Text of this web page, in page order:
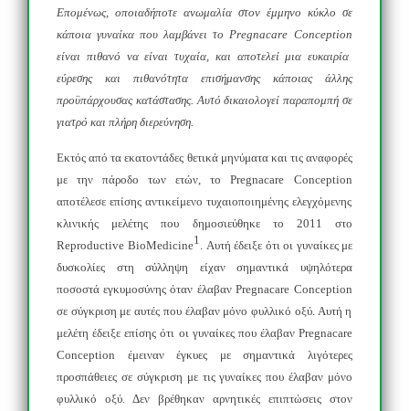
Επομένως, οποιαδήποτε ανωμαλία στον έμμηνο κύκλο σε
κάποια γυναίκα που λαμβάνει το Pregnacare Conception
είναι πιθανό να είναι τυχαία, και αποτελεί μια ευκαιρία
εύρεσης και πιθανότητα επισήμανσης κάποιας άλλης
προϋπάρχουσας κατάστασης. Αυτό δικαιολογεί παραπομπή σε
γιατρό και πλήρη διερεύνηση.
Εκτός από τα εκατοντάδες θετικά μηνύματα και τις αναφορές
με την πάροδο των ετών, το Pregnacare
Conception
αποτέλεσε επίσης αντικείμενο τυχαιοποιημένης ελεγχόμενης
κλινικής μελέτης που δημοσιεύθηκε το 2011 στο
Reproductive BioMedicine1 . Αυτή έδειξε ότι οι γυναίκες με
δυσκολίες στη σύλληψη είχαν σημαντικά υψηλότερα
ποσοστά εγκυμοσύνης όταν έλαβαν Pregnacare Conception
σε σύγκριση με αυτές που έλαβαν μόνο φυλλικό οξύ. Αυτή η
μελέτη έδειξε επίσης ότι οι γυναίκες που έλαβαν Pregnacare
Conception έμειναν έγκυες με σημαντικά λιγότερες
προσπάθειες σε σύγκριση με τις γυναίκες που έλαβαν μόνο
φυλλικό οξύ. Δεν βρέθηκαν αρνητικές επιπτώσεις στον